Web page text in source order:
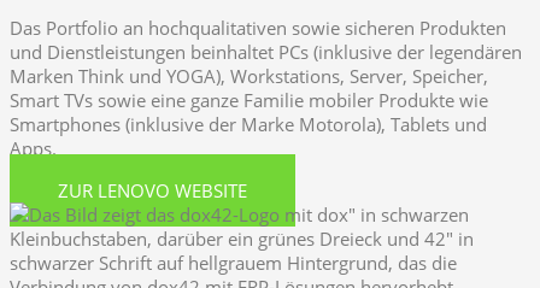
Das Portfolio an hochqualitativen sowie sicheren Produkten
und Dienstleistungen beinhaltet PCs (inklusive der legendären
Marken Think und YOGA), Workstations, Server, Speicher,
Smart TVs sowie eine ganze Familie mobiler Produkte wie
Smartphones (inklusive der Marke Motorola), Tablets und
Apps.
ZUR LENOVO WEBSITE